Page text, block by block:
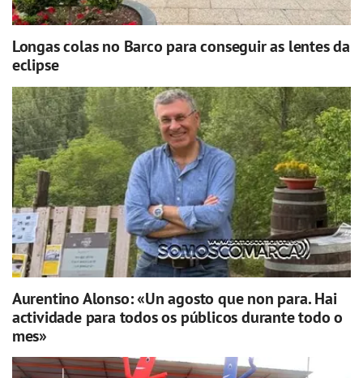
Longas colas no Barco para conseguir as lentes da
eclipse
Aurentino Alonso: «Un agosto que non para. Hai
actividade para todos os públicos durante todo o
mes»